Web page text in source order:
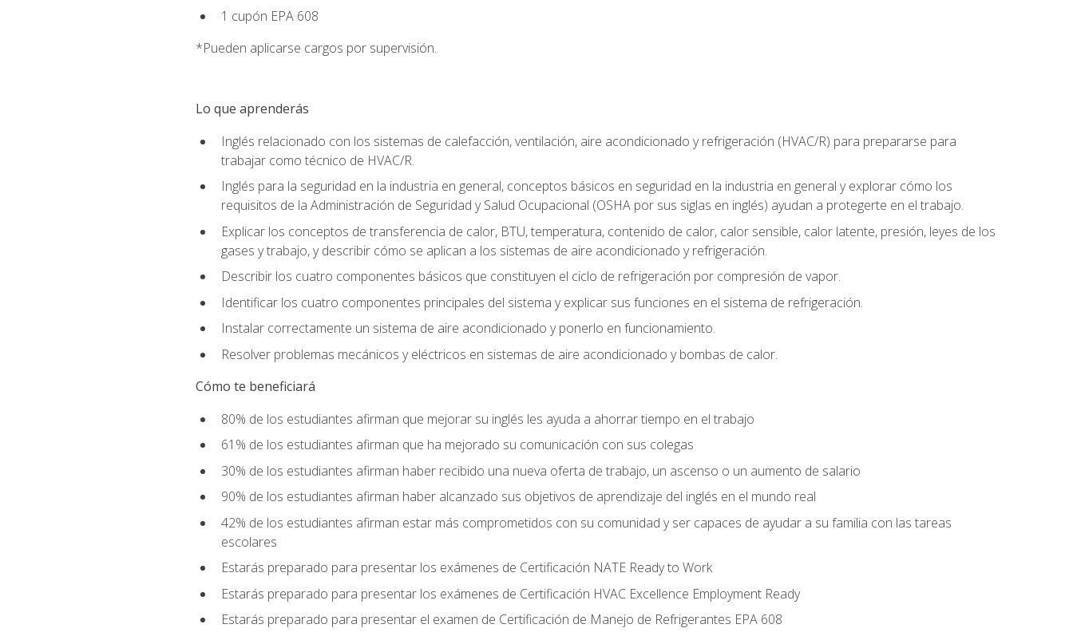
1 cupón EPA 608
*Pueden aplicarse cargos por supervisión.
Lo que aprenderás
Inglés relacionado con los sistemas de calefacción, ventilación, aire acondicionado y refrigeración (HVAC/R) para prepararse para
trabajar como técnico de HVAC/R.
Inglés para la seguridad en la industria en general, conceptos básicos en seguridad en la industria en general y explorar cómo los
requisitos de la Administración de Seguridad y Salud Ocupacional (OSHA por sus siglas en inglés) ayudan a protegerte en el trabajo.
Explicar los conceptos de transferencia de calor, BTU, temperatura, contenido de calor, calor sensible, calor latente, presión, leyes de los
gases y trabajo, y describir cómo se aplican a los sistemas de aire acondicionado y refrigeración.
Describir los cuatro componentes básicos que constituyen el ciclo de refrigeración por compresión de vapor.
Identificar los cuatro componentes principales del sistema y explicar sus funciones en el sistema de refrigeración.
Instalar correctamente un sistema de aire acondicionado y ponerlo en funcionamiento.
Resolver problemas mecánicos y eléctricos en sistemas de aire acondicionado y bombas de calor.
Cómo te beneficiará
80% de los estudiantes afirman que mejorar su inglés les ayuda a ahorrar tiempo en el trabajo
61% de los estudiantes afirman que ha mejorado su comunicación con sus colegas
30% de los estudiantes afirman haber recibido una nueva oferta de trabajo, un ascenso o un aumento de salario
90% de los estudiantes afirman haber alcanzado sus objetivos de aprendizaje del inglés en el mundo real
42% de los estudiantes afirman estar más comprometidos con su comunidad y ser capaces de ayudar a su familia con las tareas
escolares
Estarás preparado para presentar los exámenes de Certificación NATE Ready to Work
Estarás preparado para presentar los exámenes de Certificación HVAC Excellence Employment Ready
Estarás preparado para presentar el examen de Certificación de Manejo de Refrigerantes EPA 608